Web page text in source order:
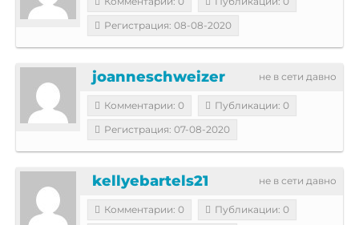
Регистрация: 08-08-2020
не в сети давно
joanneschweizer
Комментарии: 0
Публикации: 0
Регистрация: 07-08-2020
не в сети давно
kellyebartels21
Комментарии: 0
Публикации: 0